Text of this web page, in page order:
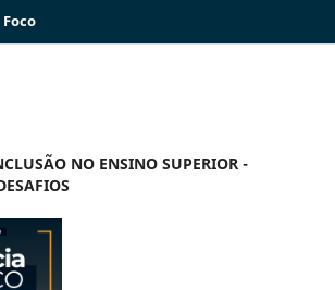
NO ENSINO SUPERIOR -